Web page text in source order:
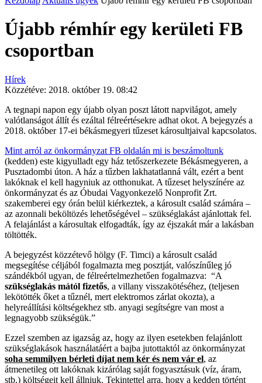
Újabb rémhír egy kerületi FB
csoportban
Hírek
Közzétéve: 2018. október 19. 08:42
A tegnapi napon egy újabb olyan poszt látott napvilágot, amely
valótlanságot állít és ezáltal félreértésekre adhat okot. A bejegyzés a
2018. október 17-ei békásmegyeri tűzeset károsultjaival kapcsolatos.
Mint arról az önkormányzat FB oldalán mi is beszámoltunk
(kedden) este kigyulladt egy ház tetőszerkezete Békásmegyeren, a
Pusztadombi úton. A ház a tűzben lakhatatlanná vált, ezért a bent
lakóknak el kell hagyniuk az otthonukat. A tűzeset helyszínére az
önkormányzat és az Óbudai Vagyonkezelő Nonprofit Zrt.
szakemberei egy órán belül kiérkeztek, a károsult család számára –
az azonnali beköltözés lehetőségével – szükséglakást ajánlottak fel.
A felajánlást a károsultak elfogadták, így az éjszakát már a lakásban
töltötték.
A bejegyzést közzétevő hölgy (F. Timci) a károsult család
megsegítése céljából fogalmazta meg posztját, valószínűleg jó
szándékból ugyan, de félreértelmezhetően fogalmazva: “A
szükséglakás mától fizetős, a villany visszakötéséhez, (teljesen
lekötötték őket a tűznél, mert elektromos zárlat okozta), a
helyreállítási költségekhez stb. anyagi segítségre van most a
legnagyobb szükségük.”
Ezzel szemben az igazság az, hogy az ilyen esetekben felajánlott
szükséglakások használatáért a bajba jutottaktól az önkormányzat
soha semmilyen bérleti díjat nem kér és nem vár el, az
átmenetileg ott lakóknak kizárólag saját fogyasztásuk (víz, áram,
stb.) költségeit kell állniuk. Tekintettel arra, hogy a kedden történt